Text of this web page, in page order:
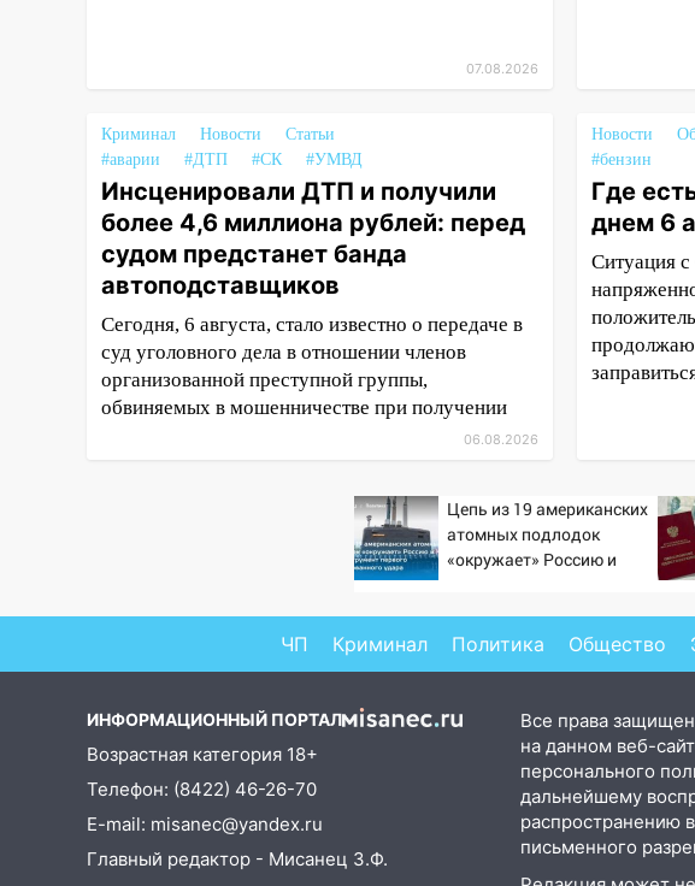
17:08
Ульяновский областной
суд оставил в силе приговор
руководству
«УльяновскФармации» за
махинации на 3,2 млн рублей
16:09 Ветераны легкой
атлетики из Ульяновска
успешно выступили на
Чемпионате России
16:02 В Ульяновской области
Бросила кирпич в жену
брата: в Ульяновской области
завели дело на агрессивную
На улице Радищева
сбили курьера: крупная авария
в Ульяновске
15:15 Проводил до квартиры и
ограбил: новый кавалер
женщины оказался
рецидивистом
14:26
В Ульяновске ограничат
07.08.2026
Криминал Новости
Статьи
#аварии
#ДТП #СК #УМВД
Инсценировали ДТП и получили
более 4,6 миллиона рублей: перед
судом предстанет банда
автоподставщиков
Сегодня, 6 августа, стало известно о передаче в
суд уголовного дела в отношении членов
организованной преступной группы,
обвиняемых в мошенничестве при получении
06.08.2026
Новости
#бензин
Где
днем 6
Ситуация с
Цепь из 19 американских
атомных подлодок
«окружает» Россию и
удара
ЧП Криминал Политика Общество
ИНФОРМАЦИОННЫЙ ПОРТАЛ
Возрастная категория 18+
Телефон: (8422) 46-26-70
E-mail: misanec@yandex.ru
Главный редактор - Мисанец З.Ф.
Все права
на данном веб-
персонального
дальнейшему
распространению
письменного